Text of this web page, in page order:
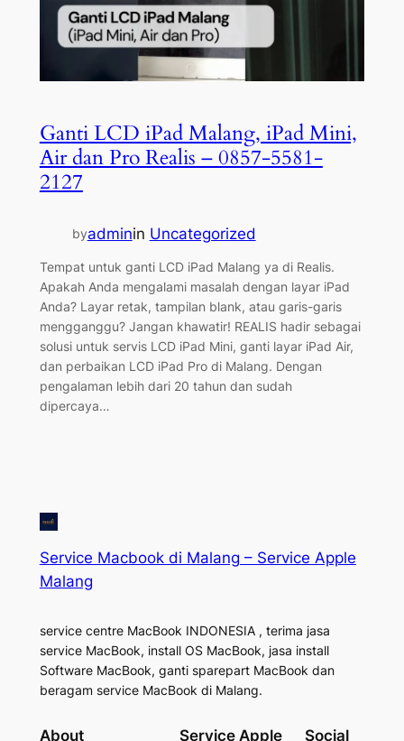
Ganti LCD iPad Malang, iPad Mini,
Air dan Pro Realis – 0857-5581-
2127
byadminin Uncategorized
Tempat untuk ganti LCD iPad Malang ya di Realis.
Apakah Anda mengalami masalah dengan layar iPad
Anda? Layar retak, tampilan blank, atau garis-garis
mengganggu? Jangan khawatir! REALIS hadir sebagai
solusi untuk servis LCD iPad Mini, ganti layar iPad Air,
dan perbaikan LCD iPad Pro di Malang. Dengan
pengalaman lebih dari 20 tahun dan sudah
dipercaya…
Service Macbook di Malang – Service Apple
Malang
service centre MacBook INDONESIA , terima jasa
service MacBook, install OS MacBook, jasa install
Software MacBook, ganti sparepart MacBook dan
beragam service MacBook di Malang.
About Service Apple Social